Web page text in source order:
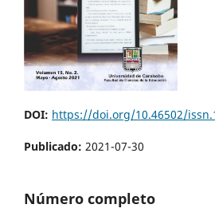
DOI: https://doi.org/10.46502/
Publicado: 2021-07-30
Número completo